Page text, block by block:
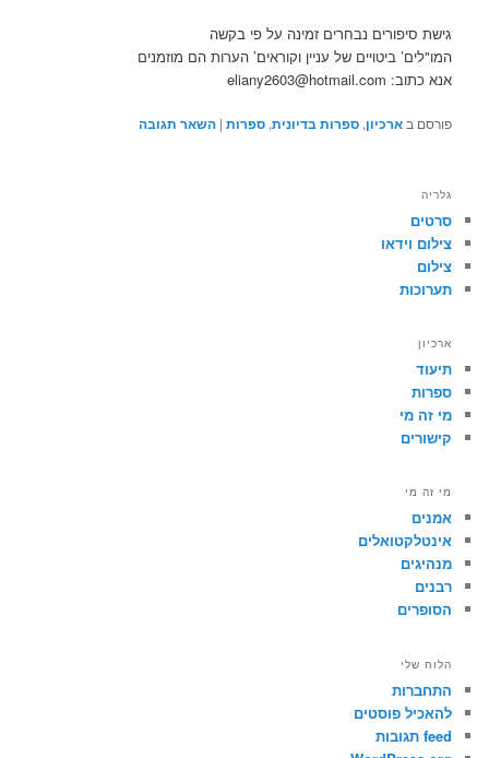
גישת סיפורים נבחרים זמינה על פי בקשה
המו"לים’ ביטויים של עניין וקוראים’ הערות הם מוזמנים
אנא כתוב: eliany2603@hotmail.com
פורסם בארכיון,ספרות בדיונית,ספרות |השאר תגובה
גלריה
סרטים
צילום וידאו
צילום
תערוכות
ארכיון
תיעוד
ספרות
מי זה מי
קישורים
מי זה מי
אמנים
אינטלקטואלים
מנהיגים
רבנים
הסופרים
הלוח שלי
התחברות
להאכיל פוסטים
feed תגובות